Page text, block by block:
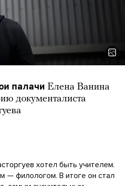
палачи Елена Ванина
документалиста
хотел быть учителем.
— филологом. В итоге он стал